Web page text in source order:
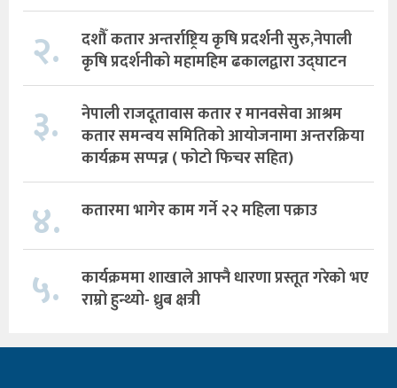
२.
दशौँ कतार अन्तर्राष्ट्रिय कृषि प्रदर्शनी सुरु,नेपाली
कृषि प्रदर्शनीको महामहिम ढकालद्वारा उद्घाटन
३.
नेपाली राजदूतावास कतार र मानवसेवा आश्रम
कतार समन्वय समितिको आयोजनामा अन्तरक्रिया
कार्यक्रम सप्पन्न ( फोटो फिचर सहित)
४. कतारमा भागेर काम गर्ने २२ महिला पक्राउ
५.
कार्यक्रममा शाखाले आफ्नै धारणा प्रस्तूत गरेको भए
राम्रो हुन्थ्यो- ध्रुब क्षत्री